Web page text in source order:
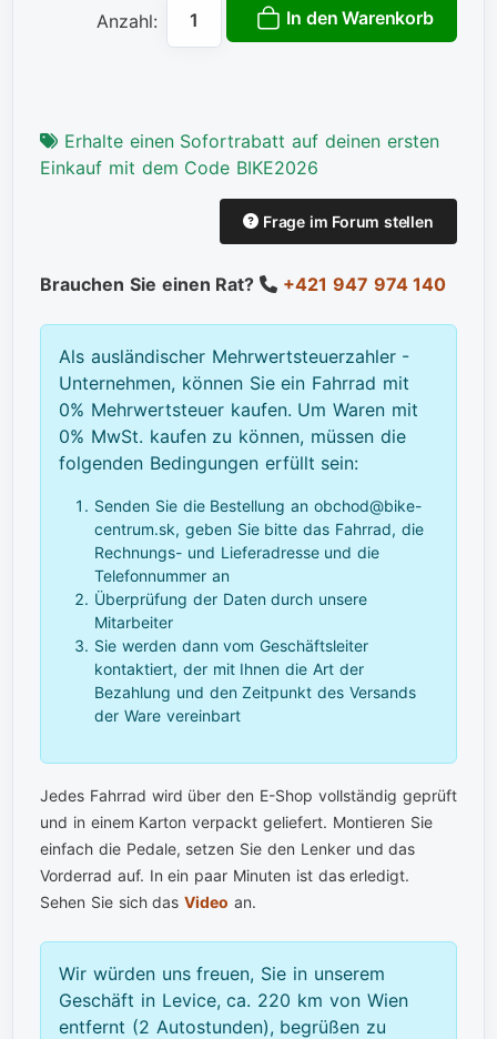
Anzahl: In den Warenkorb
Erhalte einen Sofortrabatt auf deinen ersten
Einkauf mit dem Code BIKE2026
Frage im Forum stellen
Brauchen Sie einen Rat? +421 947 974 140
Als ausländischer Mehrwertsteuerzahler -
Unternehmen, können Sie ein Fahrrad mit
0% Mehrwertsteuer kaufen. Um Waren mit
0% MwSt. kaufen zu können, müssen die
folgenden Bedingungen erfüllt sein:
Senden Sie die Bestellung an obchod@bike-
centrum.sk, geben Sie bitte das Fahrrad, die
Rechnungs- und Lieferadresse und die
Telefonnummer an
Überprüfung der Daten durch unsere
Mitarbeiter
Sie werden dann vom Geschäftsleiter
kontaktiert, der mit Ihnen die Art der
Bezahlung und den Zeitpunkt des Versands
der Ware vereinbart
Jedes Fahrrad wird über den E-Shop vollständig geprüft
und in einem Karton verpackt geliefert. Montieren Sie
einfach die Pedale, setzen Sie den Lenker und das
Vorderrad auf. In ein paar Minuten ist das erledigt.
Sehen Sie sich dasVideo an.
Wir würden uns freuen, Sie in unserem
Geschäft in Levice, ca. 220 km von Wien
entfernt (2 Autostunden), begrüßen zu